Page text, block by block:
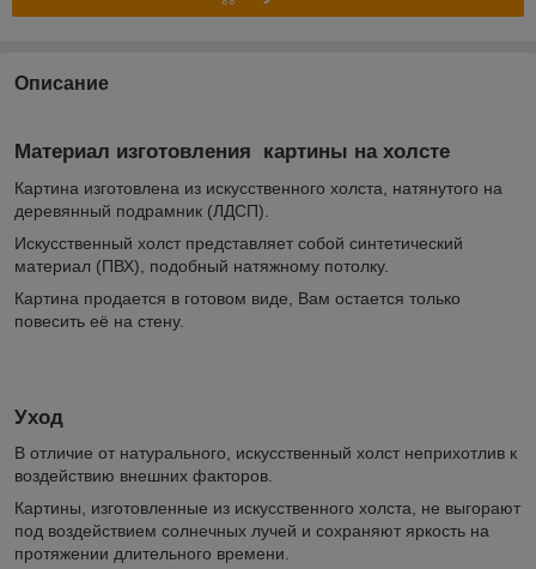
Описание
Материал изготовления картины на холсте
Картина изготовлена из искусственного холста, натянутого на
деревянный подрамник (ЛДСП).
Искусственный холст представляет собой синтетический
материал (ПВХ), подобный натяжному потолку.
Картина продается в готовом виде, Вам остается только
повесить её на стену.
Уход
В отличие от натурального, искусственный холст неприхотлив к
воздействию внешних факторов.
Картины, изготовленные из искусственного холста, не выгорают
под воздействием солнечных лучей и сохраняют яркость на
протяжении длительного времени.